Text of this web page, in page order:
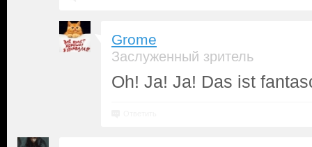
Grome
Заслуженный зритель
Oh! Ja! Ja! Das ist